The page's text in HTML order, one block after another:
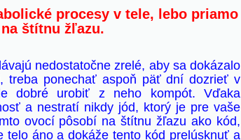
procesy v tele, lebo priamo
štítnu žľazu.
nedostatočne zrelé, aby sa dokázalo
treba ponechať aspoň päť dní dozrieť v
dobré urobiť z neho kompót. Vďaka
a nestratí nikdy jód, ktorý je pre vaše
ovocí pôsobí na štítnu žľazu ako kód,
telo áno a dokáže tento kód prelúsknuť a